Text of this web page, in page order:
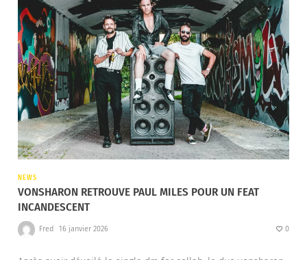
NEWS
VONSHARON RETROUVE PAUL MILES POUR UN FEAT
INCANDESCENT
Fred 16 janvier 2026 0